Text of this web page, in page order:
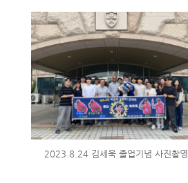
2023.8.24 김세욱 졸업기념 사진촬영